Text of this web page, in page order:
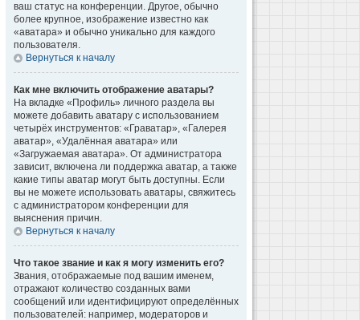
ваш статус на конференции. Другое, обычно
более крупное, изображение известно как
«аватара» и обычно уникально для каждого
пользователя.
Вернуться к началу
Как мне включить отображение аватары?
На вкладке «Профиль» личного раздела вы
можете добавить аватару с использованием
четырёх инструментов: «Граватар», «Галерея
аватар», «Удалённая аватара» или
«Загружаемая аватара». От администратора
зависит, включена ли поддержка аватар, а также
какие типы аватар могут быть доступны. Если
вы не можете использовать аватары, свяжитесь
с администратором конференции для
выяснения причин.
Вернуться к началу
Что такое звание и как я могу изменить его?
Звания, отображаемые под вашим именем,
отражают количество созданных вами
сообщений или идентифицируют определённых
пользователей: например, модераторов и